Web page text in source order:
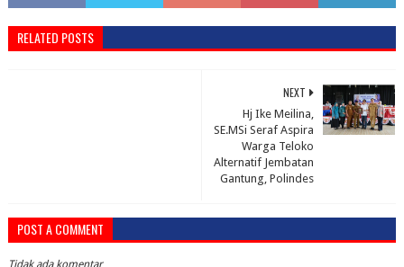
RELATED POSTS
NEXT
Hj Ike Meilina,
SE.MSi Seraf Aspira
Warga Teloko
Alternatif Jembatan
Gantung, Polindes
POST A COMMENT
Tidak ada komentar